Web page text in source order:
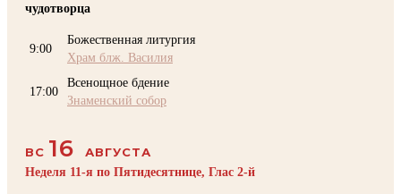
чудотворца
9:00
Божественная литургия
Храм блж. Василия
17:00
Всенощное бдение
Знаменский собор
ВС 16
АВГУСТА
Неделя 11-я по Пятидесятнице, Глас 2-й